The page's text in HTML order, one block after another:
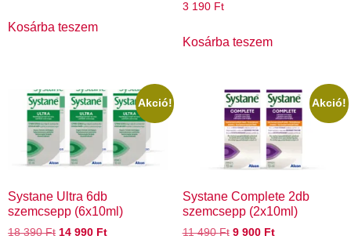
Kosárba teszem
3 190 Ft
Kosárba teszem
Akció!
Systane Ultra 6db
szemcsepp (6x10ml)
18 390Ft 14 990 Ft
Akció!
Systane Complete 2db
szemcsepp (2x10ml)
11 490Ft 9 900 Ft